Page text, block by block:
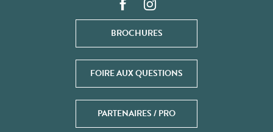
BROCHURES
FOIRE AUX QUESTIONS
PARTENAIRES / PRO